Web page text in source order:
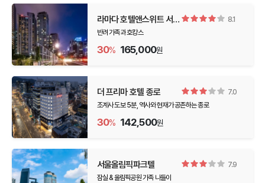
라마다 호텔앤스위트 서울
남대문
8.1
반려 가족과 호캉스
30% 165,000원
더 프리마 호텔 종로
7.0
조계사 도보 5분, 역사와 현재가 공존하는 종로
30% 142,500원
서울올림픽파크텔
7.9
잠실 & 올림픽공원 가족 나들이